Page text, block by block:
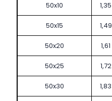
50x10 1,35
50x15 1,49
50x20 1,61
50x25 1,72
50x30 1,83